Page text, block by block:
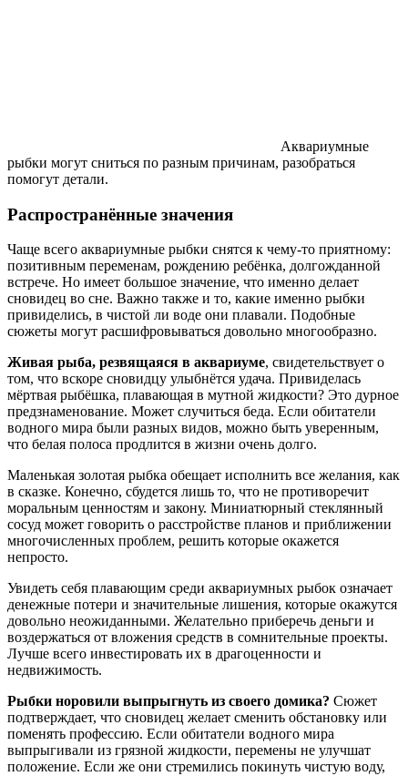
Аквариумные
рыбки могут сниться по разным причинам, разобраться
помогут детали.
Распространённые значения
Чаще всего аквариумные рыбки снятся к чему-то приятному:
позитивным переменам, рождению ребёнка, долгожданной
встрече. Но имеет большое значение, что именно делает
сновидец во сне. Важно также и то, какие именно рыбки
привиделись, в чистой ли воде они плавали. Подобные
сюжеты могут расшифровываться довольно многообразно.
Живая рыба, резвящаяся в аквариуме, свидетельствует о
том, что вскоре сновидцу улыбнётся удача. Привиделась
мёртвая рыбёшка, плавающая в мутной жидкости? Это дурное
предзнаменование. Может случиться беда. Если обитатели
водного мира были разных видов, можно быть уверенным,
что белая полоса продлится в жизни очень долго.
Маленькая золотая рыбка обещает исполнить все желания, как
в сказке. Конечно, сбудется лишь то, что не противоречит
моральным ценностям и закону. Миниатюрный стеклянный
сосуд может говорить о расстройстве планов и приближении
многочисленных проблем, решить которые окажется
непросто.
Увидеть себя плавающим среди аквариумных рыбок означает
денежные потери и значительные лишения, которые окажутся
довольно неожиданными. Желательно приберечь деньги и
воздержаться от вложения средств в сомнительные проекты.
Лучше всего инвестировать их в драгоценности и
недвижимость.
Рыбки норовили выпрыгнуть из своего домика? Сюжет
подтверждает, что сновидец желает сменить обстановку или
поменять профессию. Если обитатели водного мира
выпрыгивали из грязной жидкости, перемены не улучшат
положение. Если же они стремились покинуть чистую воду,